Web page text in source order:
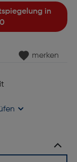
merken